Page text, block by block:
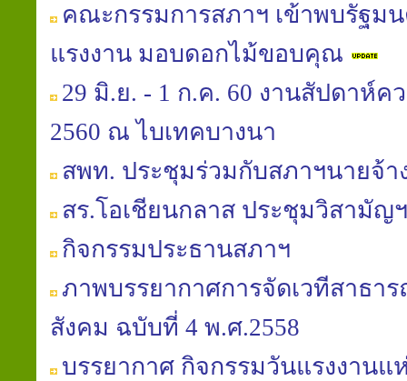
คณะกรรมการสภาฯ เข้าพบรัฐมน
แรงงาน มอบดอกไม้ขอบคุณ
29 มิ.ย. - 1 ก.ค. 60 งานสัปดาห์
2560 ณ ไบเทคบางนา
สพท. ประชุมร่วมกับสภาฯนายจ้า
สร.โอเชียนกลาส ประชุมวิสามั
กิจกรรมประธานสภาฯ
ภาพบรรยากาศการจัดเวทีสาธา
สังคม ฉบับที่ 4 พ.ศ.2558
บรรยากาศ กิจกรรมวันแรงงานแ